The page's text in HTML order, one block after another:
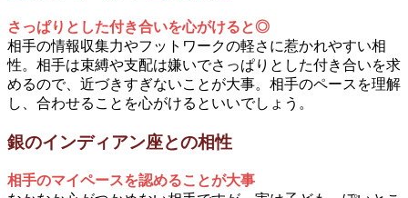
さっぱりとした付き合いを心がけると◎
相手の情報収集力やフットワークの軽さに惹かれやすい相
性。相手は束縛や支配は嫌いでさっぱりとした付き合いを求
めるので、近づきすぎないことが大事。相手のペースを理解
し、合わせることを心がけるといいでしょう。
銀のインディアン座との相性
相手のマイペースを認めることが大事